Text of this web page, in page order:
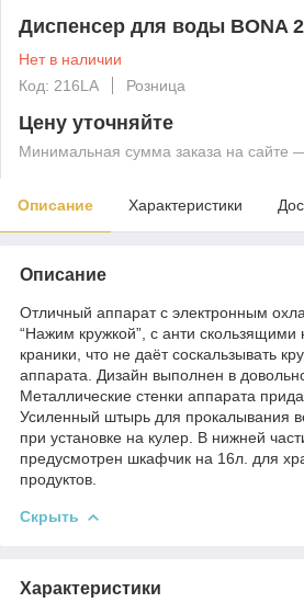
Диспенсер для воды BONA
Нет в наличии
Код: 216LA
Розница
Цену уточняйте
Минимальная сумма заказа на сайте
Описание Характеристики
Описание
Отличный аппарат с электронным
“Нажим кружкой”, с анти скользящими
краники, что не даёт соскальзывать
аппарата. Дизайн выполнен в
Металлические стенки аппарата
Усиленный штырь для прокалывания
при установке на кулер. В нижней
предусмотрен шкафчик на 16л. для
продуктов.
Скрыть
Характеристики